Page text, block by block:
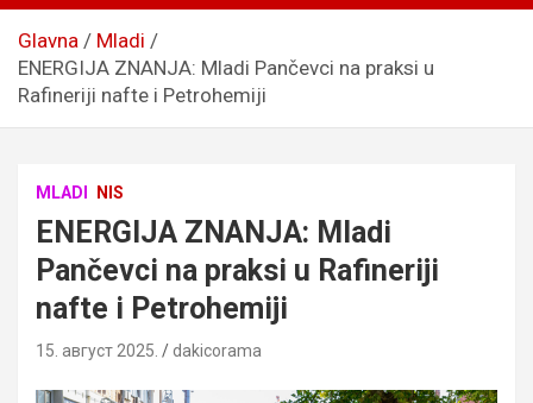
Glavna
Mladi
ENERGIJA ZNANJA: Mladi Pančevci na praksi u
Rafineriji nafte i Petrohemiji
MLADI NIS
ENERGIJA ZNANJA: Mladi
Pančevci na praksi u Rafineriji
nafte i Petrohemiji
15. август 2025. dakicorama